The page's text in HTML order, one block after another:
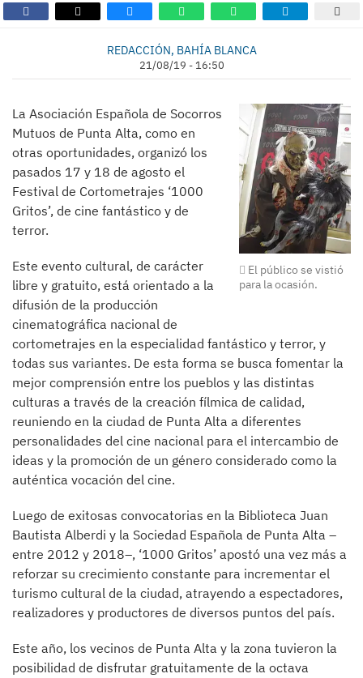
REDACCIÓN, BAHÍA BLANCA
21/08/19 - 16:50
El público se vistió
para la ocasión.
La Asociación Española de Socorros
Mutuos de Punta Alta, como en
otras oportunidades, organizó los
pasados 17 y 18 de agosto el
Festival de Cortometrajes ‘1000
Gritos’, de cine fantástico y de
terror.
Este evento cultural, de carácter
libre y gratuito, está orientado a la
difusión de la producción
cinematográfica nacional de
cortometrajes en la especialidad fantástico y terror, y
todas sus variantes. De esta forma se busca fomentar la
mejor comprensión entre los pueblos y las distintas
culturas a través de la creación fílmica de calidad,
reuniendo en la ciudad de Punta Alta a diferentes
personalidades del cine nacional para el intercambio de
ideas y la promoción de un género considerado como la
auténtica vocación del cine.
Luego de exitosas convocatorias en la Biblioteca Juan
Bautista Alberdi y la Sociedad Española de Punta Alta –
entre 2012 y 2018–, ‘1000 Gritos’ apostó una vez más a
reforzar su crecimiento constante para incrementar el
turismo cultural de la ciudad, atrayendo a espectadores,
realizadores y productores de diversos puntos del país.
Este año, los vecinos de Punta Alta y la zona tuvieron la
posibilidad de disfrutar gratuitamente de la octava